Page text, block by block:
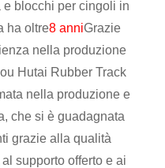
blocchi per cingoli in
ha oltre8 anniGrazie
nella produzione
Hutai Rubber Track
nella produzione e
che si è guadagnata
grazie alla qualità
supporto offerto e ai